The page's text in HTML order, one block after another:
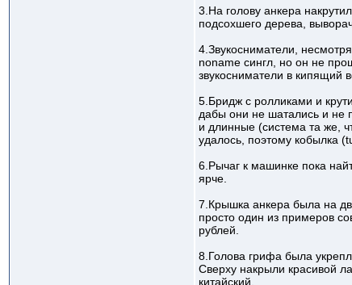
3.На голову анкера
подсохшего дерева,
4.Звукосниматели,
noname сингл, но он не
звукосниматели в кипящий
5.Бридж с ролликами и
дабы они не шатались и не
и длинные (система та же,
удалось, поэтому кобылка
6.Рычаг к машинке пока
ярче.
7.Крышка анкера была на
просто один из примеров
рублей.
8.Голова грифа была
Сверху накрыли красивой
китайский.